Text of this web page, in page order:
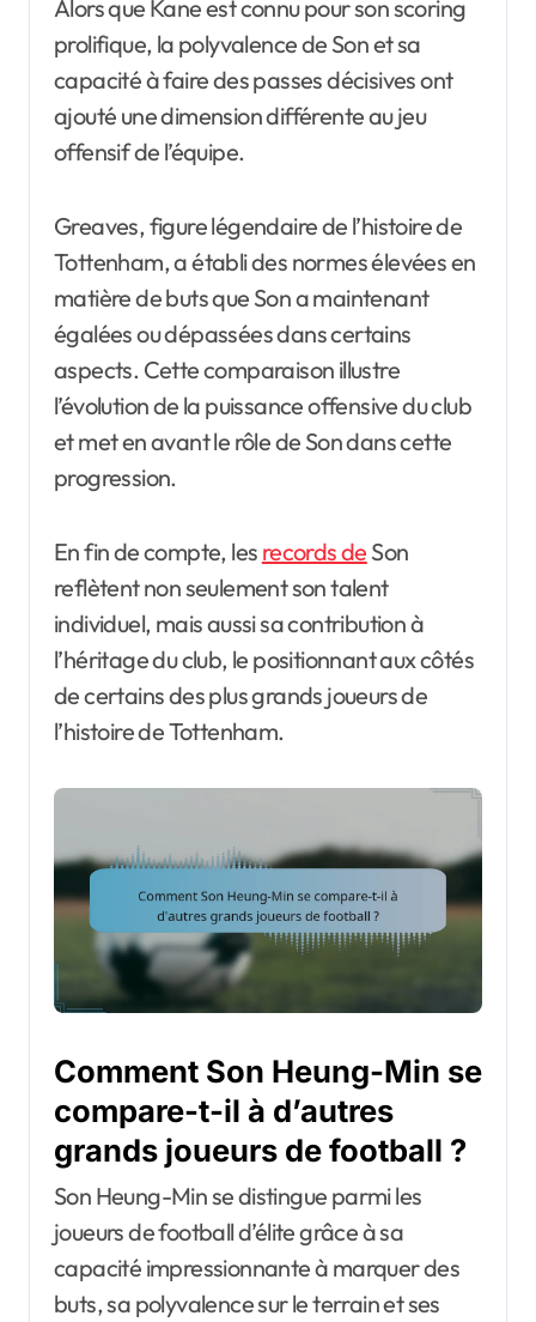
Alors que Kane est connu pour son scoring
prolifique, la polyvalence de Son et sa
capacité à faire des passes décisives ont
ajouté une dimension différente au jeu
offensif de l’équipe.
Greaves, figure légendaire de l’histoire de
Tottenham, a établi des normes élevées en
matière de buts que Son a maintenant
égalées ou dépassées dans certains
aspects. Cette comparaison illustre
l’évolution de la puissance offensive du club
et met en avant le rôle de Son dans cette
progression.
En fin de compte, les records de Son
reflètent non seulement son talent
individuel, mais aussi sa contribution à
l’héritage du club, le positionnant aux côtés
de certains des plus grands joueurs de
l’histoire de Tottenham.
Comment Son Heung-Min se
compare-t-il à d’autres
grands joueurs de football ?
Son Heung-Min se distingue parmi les
joueurs de football d’élite grâce à sa
capacité impressionnante à marquer des
buts, sa polyvalence sur le terrain et ses